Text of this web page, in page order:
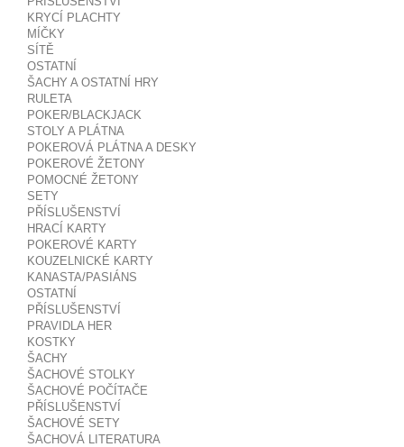
KRYCÍ PLACHTY
MÍČKY
SÍTĚ
OSTATNÍ
ŠACHY A OSTATNÍ HRY
RULETA
POKER/BLACKJACK
STOLY A PLÁTNA
POKEROVÁ PLÁTNA A DESKY
POKEROVÉ ŽETONY
POMOCNÉ ŽETONY
SETY
PŘÍSLUŠENSTVÍ
HRACÍ KARTY
POKEROVÉ KARTY
KOUZELNICKÉ KARTY
KANASTA/PASIÁNS
OSTATNÍ
PŘÍSLUŠENSTVÍ
PRAVIDLA HER
KOSTKY
ŠACHY
ŠACHOVÉ STOLKY
ŠACHOVÉ POČÍTAČE
PŘÍSLUŠENSTVÍ
ŠACHOVÉ SETY
ŠACHOVÁ LITERATURA